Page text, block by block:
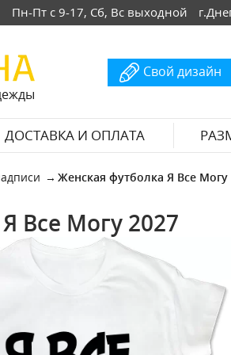
Пн-Пт с 9-17, Сб, Вс выходной
Свой дизайн
ДОСТАВКА И ОПЛАТА
Женская футболка Я Все Могу
Все Могу 2027